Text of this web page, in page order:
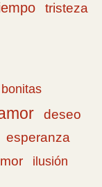
tristeza
bonitas
deseo
esperanza
ilusión